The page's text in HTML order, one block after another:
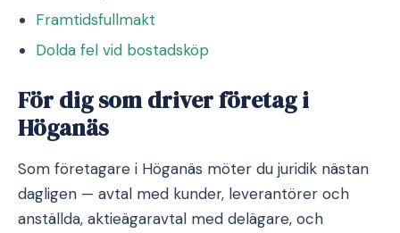
Framtidsfullmakt
Dolda fel vid bostadsköp
För dig som driver företag i
Höganäs
Som företagare i Höganäs möter du juridik nästan
dagligen — avtal med kunder, leverantörer och
anställda, aktieägaravtal med delägare, och